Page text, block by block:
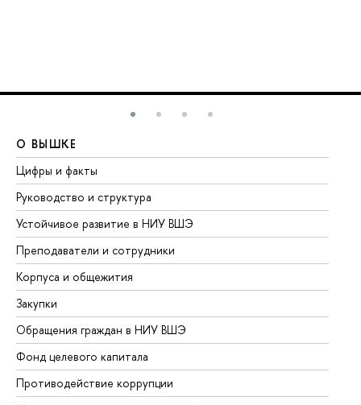
О ВЫШКЕ
Цифры и факты
Руководство и структура
Устойчивое развитие в НИУ ВШЭ
Преподаватели и сотрудники
Корпуса и общежития
Закупки
Обращения граждан в НИУ ВШЭ
Фонд целевого капитала
Противодействие коррупции